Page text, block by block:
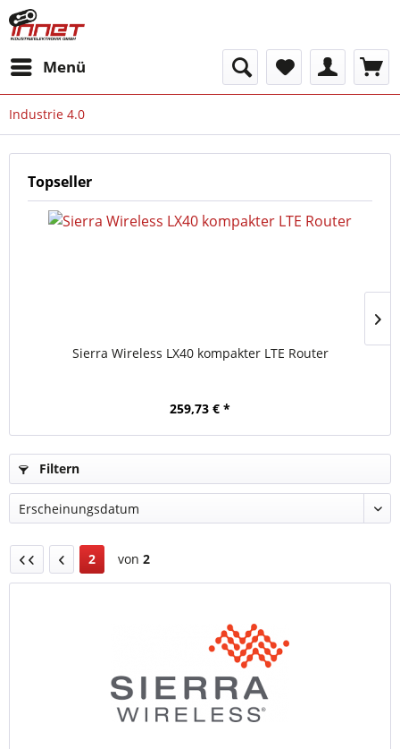
Menü
Industrie 4.0
Topseller
Sierra Wireless LX40 kompakter LTE Router
259,73 € *
Filtern
2 von 2